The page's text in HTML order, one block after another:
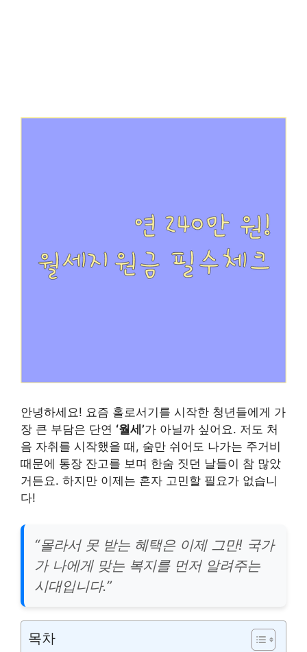
안녕하세요! 요즘 홀로서기를 시작한 청년들에게 가
장 큰 부담은 단연 ‘월세’가 아닐까 싶어요. 저도 처
음 자취를 시작했을 때, 숨만 쉬어도 나가는 주거비
때문에 통장 잔고를 보며 한숨 짓던 날들이 참 많았
거든요. 하지만 이제는 혼자 고민할 필요가 없습니
다!
“몰라서 못 받는 혜택은 이제 그만! 국가
가 나에게 맞는 복지를 먼저 알려주는
시대입니다.”
목차